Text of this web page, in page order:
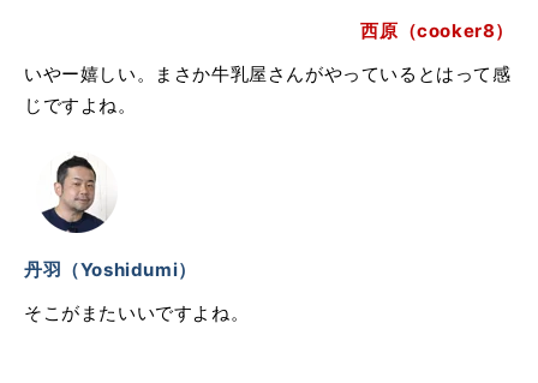
西原（cooker8）
いやー嬉しい。まさか牛乳屋さんがやっているとはって感
じですよね。
丹羽（Yoshidumi）
そこがまたいいですよね。